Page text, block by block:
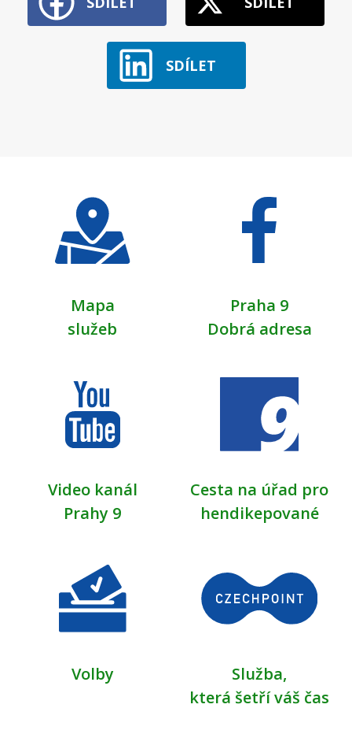
SDÍLET
Mapa
služeb
Praha 9
Dobrá adresa
Video kanál
Prahy 9
Cesta na úřad pro
hendikepované
Volby
Služba,
která šetří váš čas